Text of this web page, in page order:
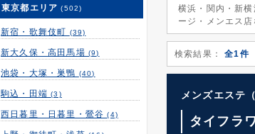
横浜・関内・新
ージ・メンエス
検索結果： 全1件
メンズエステ
タイフラ
東京都エリア(502)
新宿・歌舞伎町 (39)
新大久保・高田馬場 (9)
池袋・大塚・巣鴨 (40)
駒込・田端(3)
西日暮里・日暮里・鶯谷(4)